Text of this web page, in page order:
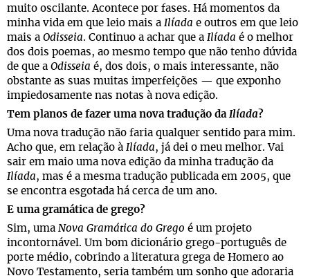
muito oscilante. Acontece por fases. Há momentos da
minha vida em que leio mais a Ilíada e outros em que leio
mais a Odisseia. Continuo a achar que a Ilíada é o melhor
dos dois poemas, ao mesmo tempo que não tenho dúvida
de que a Odisseia é, dos dois, o mais interessante, não
obstante as suas muitas imperfeições — que exponho
impiedosamente nas notas à nova edição.
Tem planos de fazer uma nova tradução da Ilíada ?
Uma nova tradução não faria qualquer sentido para mim.
Acho que, em relação à Ilíada, já dei o meu melhor. Vai
sair em maio uma nova edição da minha tradução da
Ilíada, mas é a mesma tradução publicada em 2005, que
se encontra esgotada há cerca de um ano.
E uma gramática de grego?
Sim, uma Nova Gramática do Grego é um projeto
incontornável. Um bom dicionário grego-português de
porte médio, cobrindo a literatura grega de Homero ao
Novo Testamento, seria também um sonho que adoraria